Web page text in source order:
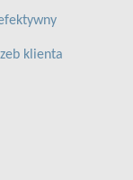
klienta